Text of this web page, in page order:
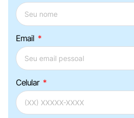
Email
Celular